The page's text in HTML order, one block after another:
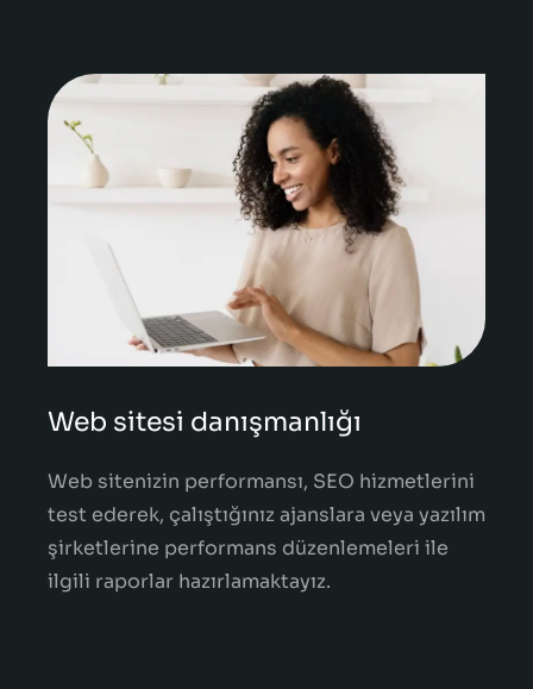
Web sitesi danışmanlığı
Web sitenizin performansı, SEO hizmetlerini
test ederek, çalıştığınız ajanslara veya yazılım
şirketlerine performans düzenlemeleri ile
ilgili raporlar hazırlamaktayız.